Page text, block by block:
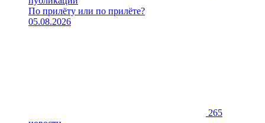
По прилёту или по прилёте?
05.08.2026
265